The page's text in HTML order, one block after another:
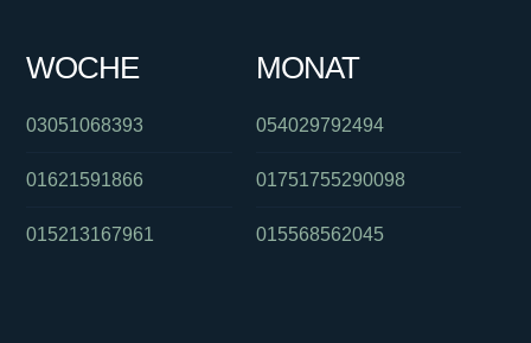
WOCHE
03051068393
01621591866
015213167961
MONAT
054029792494
01751755290098
015568562045